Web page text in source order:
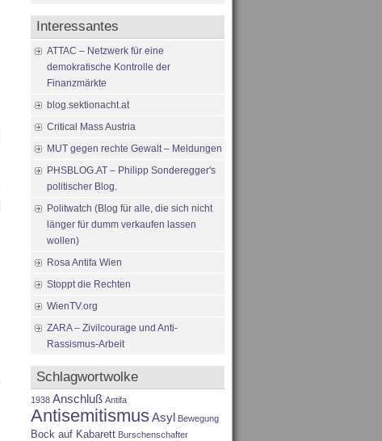
Interessantes
ATTAC – Netzwerk für eine
demokratische Kontrolle der
Finanzmärkte
blog.sektionacht.at
Critical Mass Austria
MUT gegen rechte Gewalt – Meldungen
PHSBLOG.AT – Philipp Sonderegger's
politischer Blog.
Politwatch (Blog für alle, die sich nicht
länger für dumm verkaufen lassen
wollen)
Rosa Antifa Wien
Stoppt die Rechten
WienTV.org
ZARA – Zivilcourage und Anti-
Rassismus-Arbeit
Schlagwortwolke
1938 Anschluß Antifa
AntisemitismusAsyl Bewegung
Bock auf Kabarett Burschenschafter